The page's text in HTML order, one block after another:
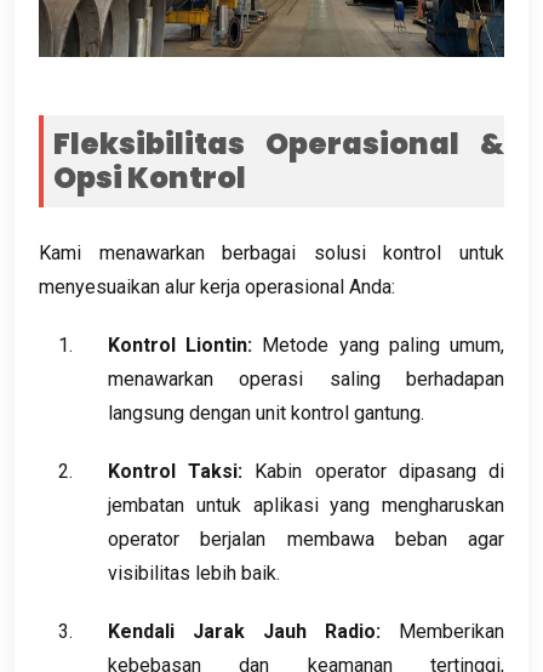
Fleksibilitas Operasional &
Opsi Kontrol
Kami menawarkan berbagai solusi kontrol untuk
menyesuaikan alur kerja operasional Anda:
Kontrol Liontin: Metode yang paling umum,
menawarkan operasi saling berhadapan
langsung dengan unit kontrol gantung.
Kontrol Taksi: Kabin operator dipasang di
jembatan untuk aplikasi yang mengharuskan
operator berjalan membawa beban agar
visibilitas lebih baik.
Kendali Jarak Jauh Radio: Memberikan
kebebasan dan keamanan tertinggi,